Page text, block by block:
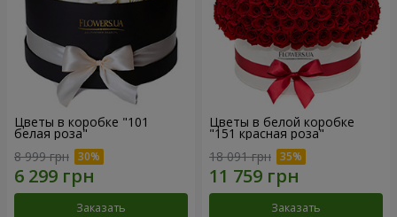
Цветы в коробке "101
белая роза"
8 999 грн
Заказать
Цветы в белой коробке
"151 красная роза"
18 091 грн
Заказать